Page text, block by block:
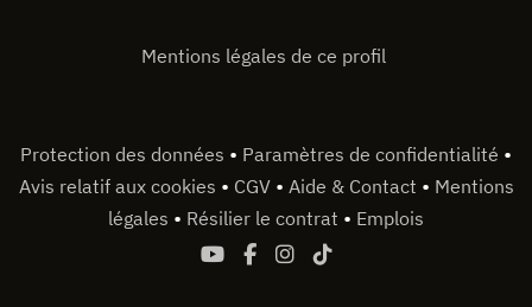
Mentions légales de ce profil
Protection des données • Paramètres de confidentialité •
Avis relatif aux cookies • CGV • Aide & Contact • Mentions
légales • Résilier le contrat • Emplois